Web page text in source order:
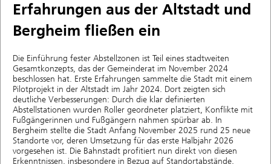
Erfahrungen aus der Altstadt und
Bergheim fließen ein
Die Einführung fester Abstellzonen ist Teil eines stadtweiten
Gesamtkonzepts, das der Gemeinderat im November 2024
beschlossen hat. Erste Erfahrungen sammelte die Stadt mit einem
Pilotprojekt in der Altstadt im Jahr 2024. Dort zeigten sich
deutliche Verbesserungen: Durch die klar definierten
Abstellstationen wurden Roller geordneter platziert, Konflikte mit
Fußgängerinnen und Fußgängern nahmen spürbar ab. In
Bergheim stellte die Stadt Anfang November 2025 rund 25 neue
Standorte vor, deren Umsetzung für das erste Halbjahr 2026
vorgesehen ist. Die Bahnstadt profitiert nun direkt von diesen
Erkenntnissen, insbesondere in Bezug auf Standortabstände,